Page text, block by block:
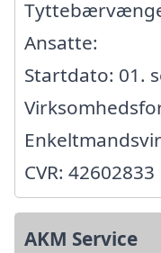
Ansatte:
Startdato: 01.
CVR: 42602833
AKM Service